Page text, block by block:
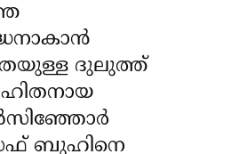
ദുലുത്ത്
ബുഹിനെ